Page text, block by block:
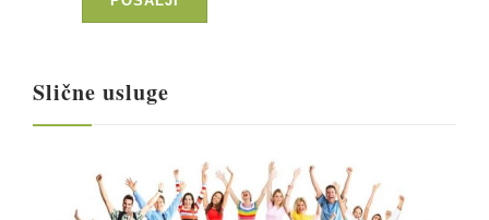
mjeseci gdje u drugoj polovici
2011. počinje dolaziti do
povišenja upalnih parametara što
Slične usluge